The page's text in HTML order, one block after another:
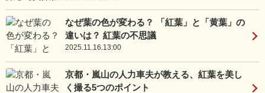
なぜ葉の色が変わる？ 「紅葉」と「黄葉」の
違いは？ 紅葉の不思議
2025.11.16.13:00
京都・嵐山の人力車夫が教える、紅葉を美し
く撮る5つのポイント